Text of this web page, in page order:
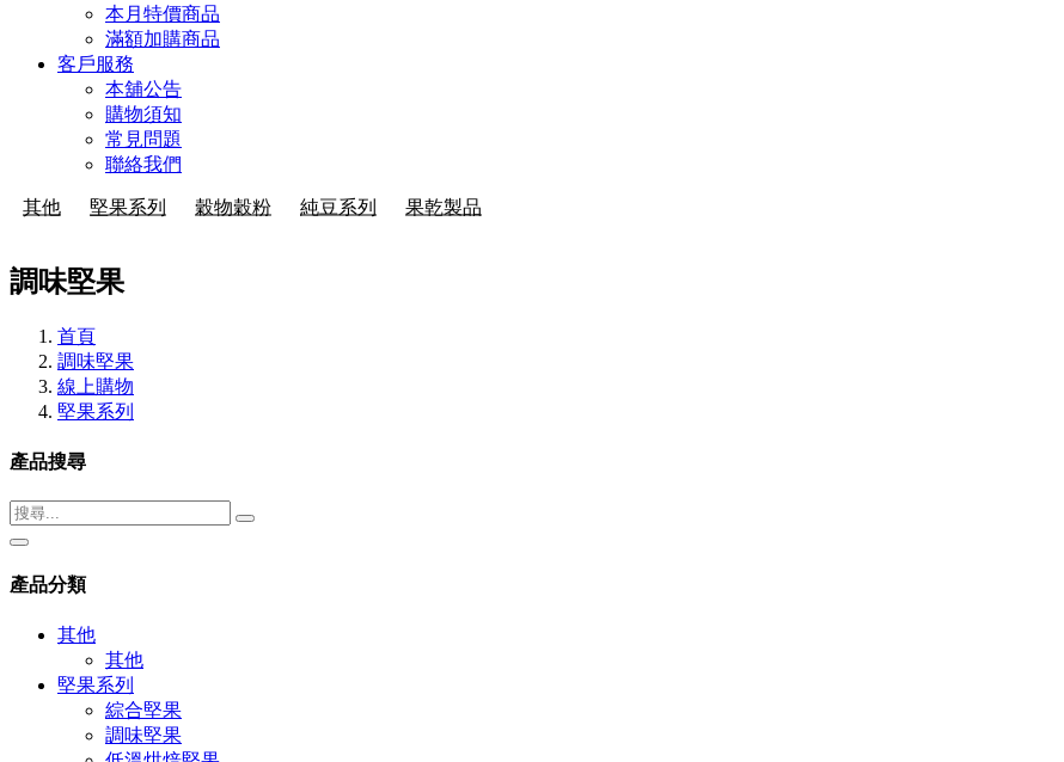
本月特價商品
滿額加購商品
客戶服務
本舖公告
購物須知
常見問題
聯絡我們
其他 堅果系列 穀物穀粉 純豆系列 果乾製品
調味堅果
首頁
調味堅果
線上購物
堅果系列
產品搜尋
產品分類
其他
其他
堅果系列
綜合堅果
調味堅果